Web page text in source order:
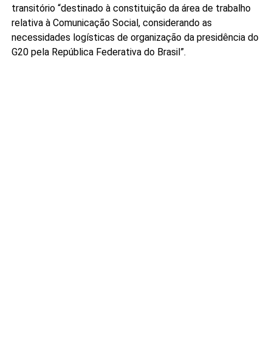
transitório “destinado à constituição da área de trabalho
relativa à Comunicação Social, considerando as
necessidades logísticas de organização da presidência do
G20 pela República Federativa do Brasil”.